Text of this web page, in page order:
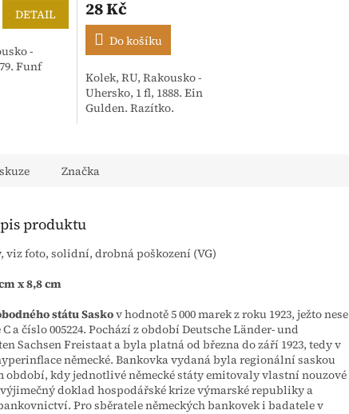
DETAIL
-
Funf
28 Kč
Do košíku
Kolek, RU, Rakousko -
Uhersko, 1 fl, 1888. Ein
Gulden. Razítko.
Značka
produktu
viz foto, solidní, drobná poškození (VG)
x 8,8 cm
státu Saskov hodnotě 5 000 marek z roku 1923, ježto nese
a číslo 005224. Pochází z období Deutsche Länder- und
Sachsen Freistaat a byla platná od března do září 1923, tedy v
německé. Bankovka vydaná byla regionální saskou
období, kdy jednotlivé německé státy emitovaly vlastní nouzové
výjimečný doklad hospodářské krize výmarské republiky a
Pro sběratele německých bankovek i badatele v